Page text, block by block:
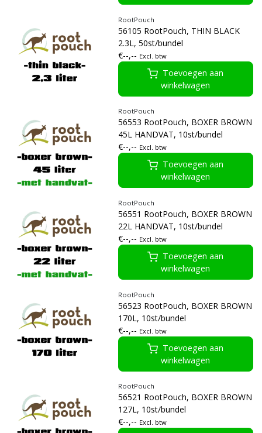
RootPouch
56105 RootPouch, THIN BLACK
2.3L, 50st/bundel
€--,-- Excl. btw
Toevoegen aan
winkelwagen
RootPouch
56553 RootPouch, BOXER BROWN
45L HANDVAT, 10st/bundel
€--,-- Excl. btw
Toevoegen aan
winkelwagen
RootPouch
56551 RootPouch, BOXER BROWN
22L HANDVAT, 10st/bundel
€--,-- Excl. btw
Toevoegen aan
winkelwagen
RootPouch
56523 RootPouch, BOXER BROWN
170L, 10st/bundel
€--,-- Excl. btw
Toevoegen aan
winkelwagen
RootPouch
56521 RootPouch, BOXER BROWN
127L, 10st/bundel
€--,-- Excl. btw